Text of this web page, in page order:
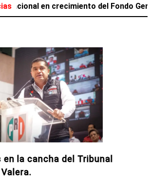
en crecimiento del Fondo
la cancha del Tribunal